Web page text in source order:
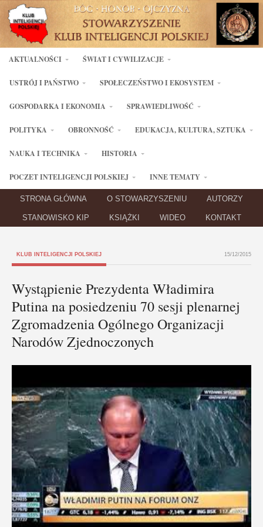
AKTUALNOŚCI ŚWIAT I CYWILIZACJE
USTRÓJ I PAŃSTWO SPOŁECZEŃSTWO I EKOSYSTEM
GOSPODARKA I EKONOMIA SPRAWIEDLIWOŚĆ
POLITYKA OBRONNOŚĆ EDUKACJA, KULTURA, SZTUKA
NAUKA I TECHNIKA HISTORIA
POCZET INTELIGENCJI POLSKIEJ INNE TEMATY
STRONA GŁÓWNA O STOWARZYSZENIU AUTORZY
STANOWISKO KIP KSIĄŻKI WIDEO KONTAKT
KLUB INTELIGENCJI POLSKIEJ 15/12/2015
Wystąpienie Prezydenta Władimira
Putina na posiedzeniu 70 sesji plenarnej
Zgromadzenia Ogólnego Organizacji
Narodów Zjednoczonych